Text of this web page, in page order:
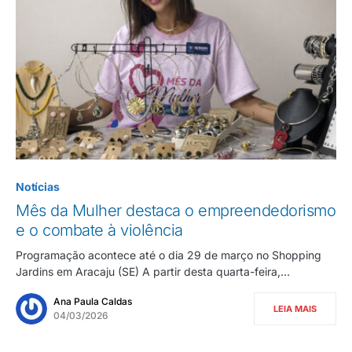
Notícias
Mês da Mulher destaca o empreendedorismo
e o combate à violência
Programação acontece até o dia 29 de março no Shopping
Jardins em Aracaju (SE) A partir desta quarta-feira,…
Ana Paula Caldas
04/03/2026
LEIA MAIS